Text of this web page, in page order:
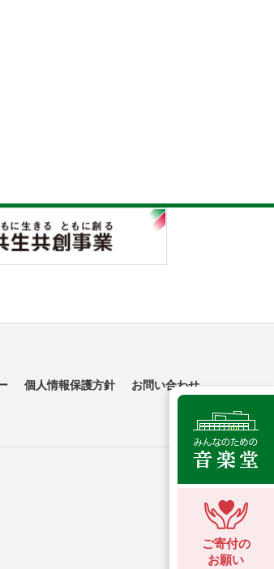
ご寄付の
お願い
個人情報保護方針 お問い合わせ